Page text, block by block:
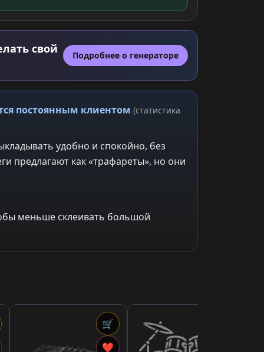
свой Подробнее о генераторе
постоянным клиентом (статистика
удобно и спокойно, без
предлагают как «трафареты», но они
меньше склеивать большой
🛒
❤